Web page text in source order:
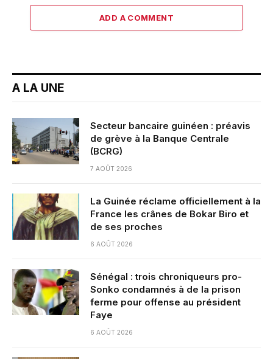
ADD A COMMENT
A LA UNE
Secteur bancaire guinéen : préavis
de grève à la Banque Centrale
(BCRG)
7 AOÛT 2026
La Guinée réclame officiellement à la
France les crânes de Bokar Biro et
de ses proches
6 AOÛT 2026
Sénégal : trois chroniqueurs pro-
Sonko condamnés à de la prison
ferme pour offense au président
Faye
6 AOÛT 2026